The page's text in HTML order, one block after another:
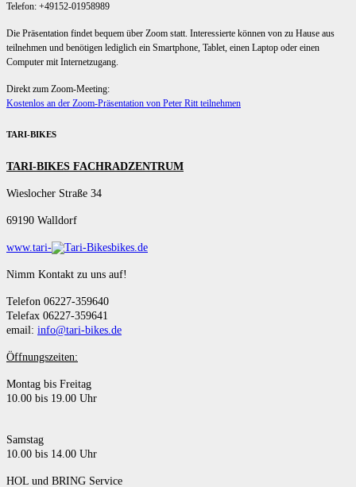
Telefon: +49152-01958989
Die Präsentation findet bequem über Zoom statt. Interessierte können von zu Hause aus
teilnehmen und benötigen lediglich ein Smartphone, Tablet, einen Laptop oder einen
Computer mit Internetzugang.
Direkt zum Zoom-Meeting:
Kostenlos an der Zoom-Präsentation von Peter Ritt teilnehmen
TARI-BIKES
TARI-BIKES FACHRADZENTRUM
Wieslocher Straße 34
69190 Walldorf
www.tari- bikes.de
Nimm Kontakt zu uns auf!
Telefon 06227-359640
Telefax 06227-359641
email: info@tari-bikes.de
Öffnungszeiten:
Montag bis Freitag
10.00 bis 19.00 Uhr
Samstag
10.00 bis 14.00 Uhr
HOL und BRING Service